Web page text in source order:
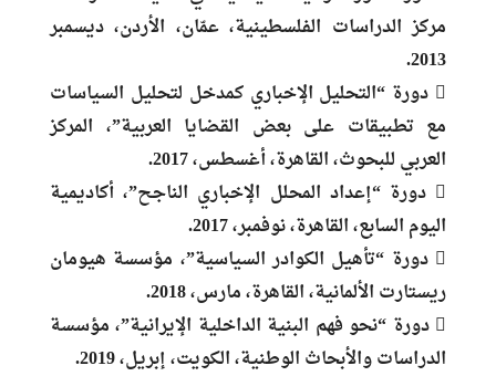
مركز الدراسات الفلسطينية، عمّان، الأردن، ديسمبر
2013.
 دورة “التحليل الإخباري كمدخل لتحليل السياسات
مع تطبيقات على بعض القضايا العربية”، المركز
العربي للبحوث، القاهرة، أغسطس، 2017.
 دورة “إعداد المحلل الإخباري الناجح”، أكاديمية
اليوم السابع، القاهرة، نوفمبر، 2017.
 دورة “تأهيل الكوادر السياسية”، مؤسسة هيومان
ريستارت الألمانية، القاهرة، مارس، 2018.
 دورة “نحو فهم البنية الداخلية الإيرانية”، مؤسسة
الدراسات والأبحاث الوطنية، الكويت، إبريل، 2019.